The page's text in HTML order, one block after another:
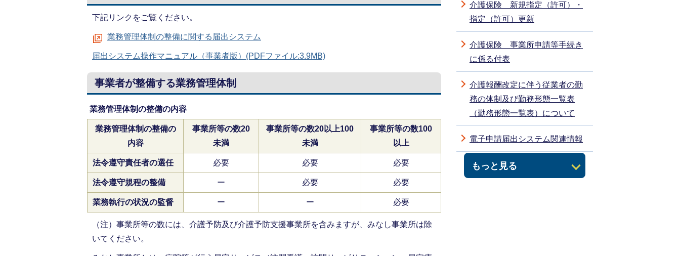
下記リンクをご覧ください。
業務管理体制の整備に関する届出システム
届出システム操作マニュアル（事業者版）(PDFファイル:3.9MB)
事業者が整備する業務管理体制
業務管理体制の整備の内容
業務管理体制の整備の
内容
事業所等の数20
未満
事業所等の数20以上100
未満
事業所等の数100
以上
法令遵守責任者の選任 必要 必要 必要
法令遵守規程の整備 ー 必要 必要
業務執行の状況の監督 ー ー 必要
（注）事業所等の数には、介護予防及び介護予防支援事業所を含みますが、みなし事業所は除
いてください。
介護保険 新規指定（許可）・
指定（許可）更新
介護保険 事業所申請等手続き
に係る付表
もっと見る
介護報酬改定に伴う従業者の勤
務の体制及び勤務形態一覧表
（勤務形態一覧表）について
電子申請届出システム関連情報